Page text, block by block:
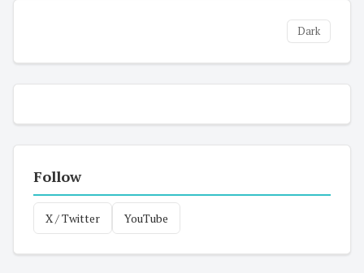
Dark
Follow
X / Twitter YouTube